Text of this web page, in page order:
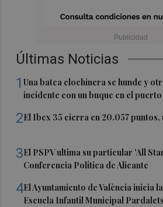
Últimas Noticias
1Una batea clochinera se hunde y
incidente con un buque en el puerto
2El Ibex 35 cierra en 20.057 puntos,
3El PSPV ultima su particular 'All
Conferencia Política de Alicante
4El Ayuntamiento de València inicia
Escuela Infantil Municipal